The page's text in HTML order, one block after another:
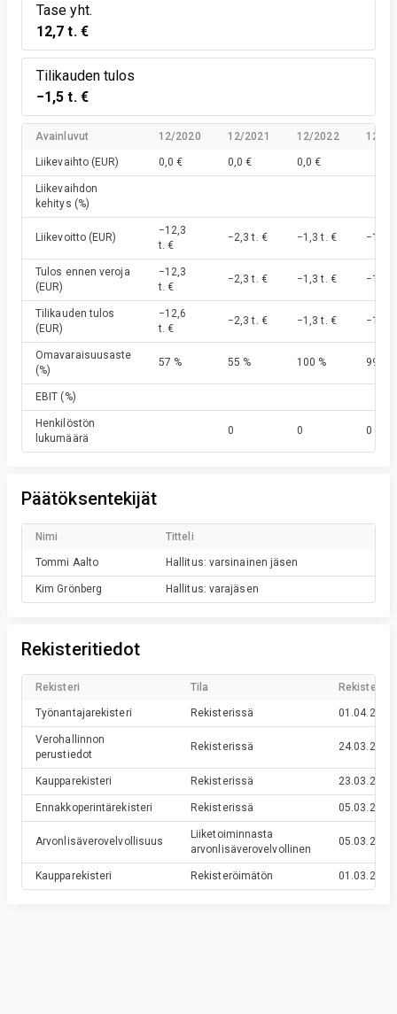
Tase yht.
12,7 t. €
Tilikauden tulos
−1,5 t. €
Avainluvut 12/2020 12/2021 12/2022 12/
Liikevaihto (EUR) 0,0 € 0,0 € 0,0 €
Liikevaihdon
kehitys (%)
Liikevoitto (EUR)
−12,3
t. €
−2,3 t. € −1,3 t. € −1,3
Tulos ennen veroja
(EUR)
−12,3
t. €
−2,3 t. € −1,3 t. € −1,3
Tilikauden tulos
(EUR)
−12,6
t. €
−2,3 t. € −1,3 t. € −1,3
Omavaraisuusaste
(%)
57 % 55 % 100 % 99 %
EBIT (%)
Henkilöstön
lukumäärä
0 0 0
Päätöksentekijät
Nimi Titteli
Tommi Aalto Hallitus: varsinainen jäsen
Kim Grönberg Hallitus: varajäsen
Rekisteritiedot
Rekisteri Tila
Työnantajarekisteri Rekisterissä 01.04.2016
Verohallinnon
perustiedot
Rekisterissä 24.03.2016
Kaupparekisteri Rekisterissä 23.03.2016
Ennakkoperintärekisteri Rekisterissä 05.03.2016
Arvonlisäverovelvollisuus
Liiketoiminnasta
arvonlisäverovelvollinen
05.03.2016
Kaupparekisteri Rekisteröimätön 01.03.2016